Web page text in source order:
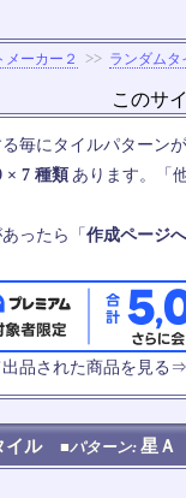
メーカー２ >> ランダムタ
このサ
毎にタイルパターン
× 7 種類あります。「
ったら「 作成ページ
出品された商品を見る
イル ■パターン: 星